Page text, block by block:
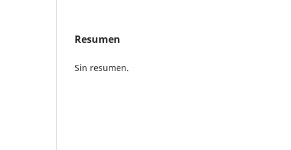
Resumen
Sin resumen.